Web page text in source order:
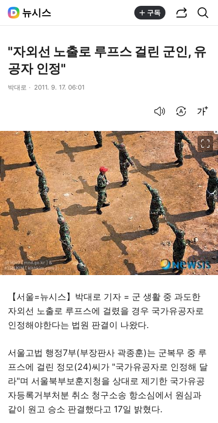
뉴시스 구독
"자외선 노출로 루프스 걸린 군인, 유
공자 인정"
박대로 2011. 9. 17. 06:01
【서울=뉴시스】박대로 기자 = 군 생활 중 과도한
자외선 노출로 루프스에 걸렸을 경우 국가유공자로
인정해야한다는 법원 판결이 나왔다.
서울고법 행정7부(부장판사 곽종훈)는 군복무 중 루
프스에 걸린 정모(24)씨가 "국가유공자로 인정해 달
라"며 서울북부보훈지청을 상대로 제기한 국가유공
자등록거부처분 취소 청구소송 항소심에서 원심과
같이 원고 승소 판결했다고 17일 밝혔다.